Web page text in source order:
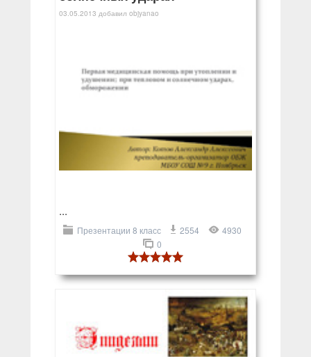
03.05.2013 добавил objyanao
...
Презентации 8 класс 2554
4930
0